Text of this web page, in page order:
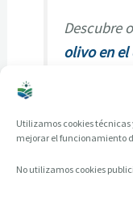
Utilizamos cookies
mejorar el funcionamiento
No utilizamos cookies
Descubre
olivo en el